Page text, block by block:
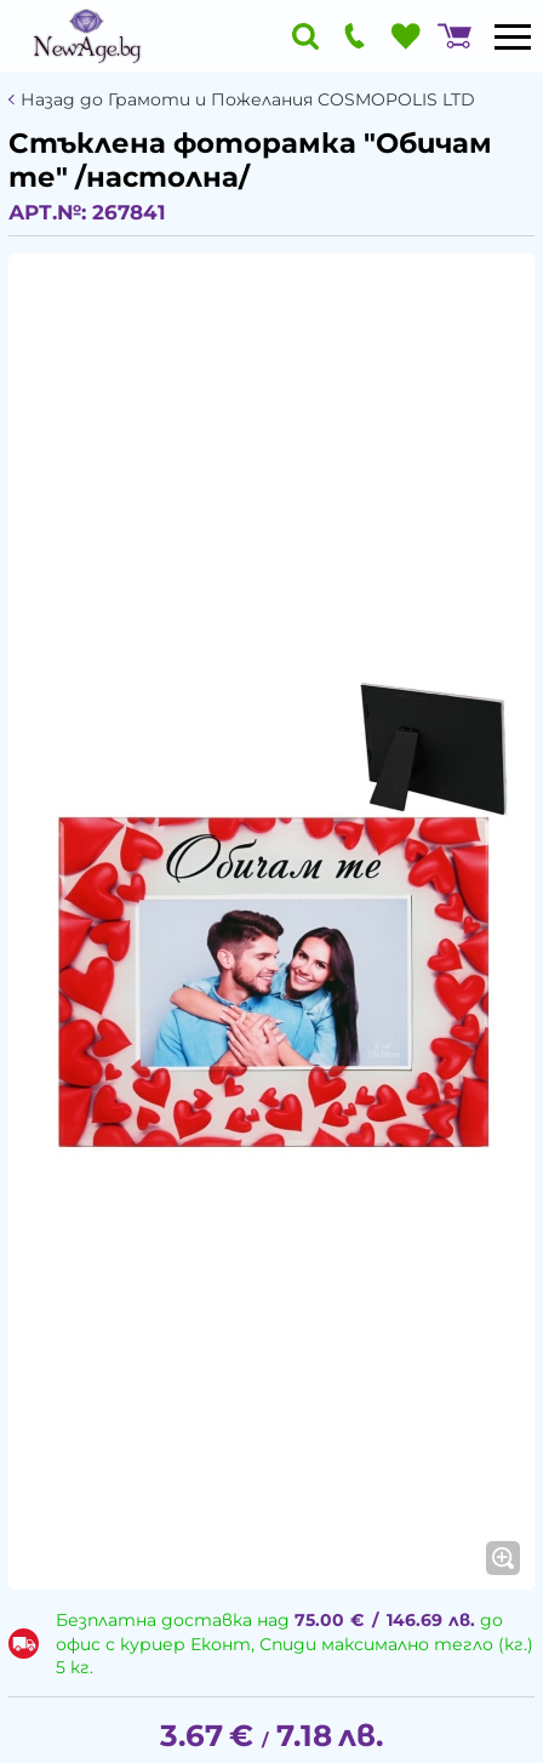
Назад до Грамоти и Пожелания COSMOPOLIS LTD
Стъклена фоторамка "Обичам
те" /настолна/
АРТ.№: 267841
Безплатна доставка над 75.00 € / 146.69 лв.до
офис с куриер Еконт, Спиди максимално тегло (кг.)
5 кг.
3.67€ / 7.18лв.